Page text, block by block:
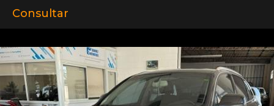
Consultar